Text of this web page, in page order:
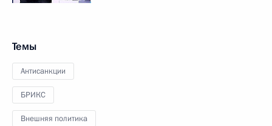
Темы
Антисанкции
БРИКС
Внешняя политика